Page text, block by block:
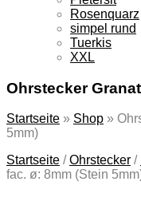
Rosenquarz
simpel rund
Tuerkis
XXL
Ohrstecker
Startseite » Shop »
5mm)
Startseite /Ohrstecker /
fac. ø: 8mm (Stein